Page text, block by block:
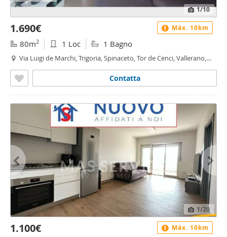
1/10
1.690€
80m2 1 Loc 1 Bagno
Via Luigi de Marchi, Trigoria, Spinaceto, Tor de Cenci, Vallerano,
Contatta
Máx. 10km
1/20
1.100€ Máx. 10km